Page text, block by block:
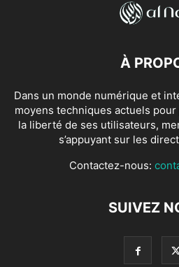
À
Dans un monde numérique et
moyens techniques actuels
la liberté de ses utilisateurs,
s’appuyant sur les
Contactez-nous:
SUIVEZ